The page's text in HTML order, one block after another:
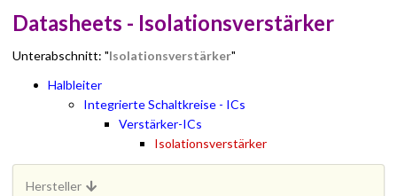
Datasheets - Isolationsverstärker
Unterabschnitt: "Isolationsverstärker"
Halbleiter
Integrierte Schaltkreise - ICs
Verstärker-ICs
Isolationsverstärker
Hersteller